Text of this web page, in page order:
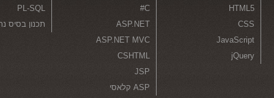
HTML5
CSS
JavaScript
jQuery
C#
ASP.NET
ASP.NET MVC
CSHTML
JSP
ASP קלאסי
PL-SQL
תכנון בסיס